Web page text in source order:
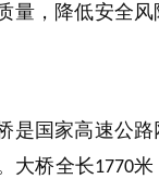
量，降低安全
是国家高速公
大桥全长1770米